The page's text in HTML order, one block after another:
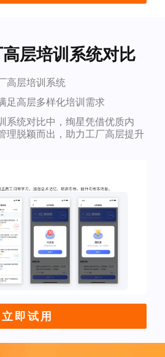
层培训系统对比
高层培训系统
足高层多样化培训需求
系统对比中，绚星凭借优质内
理脱颖而出，助力工厂高层提升
立即试用